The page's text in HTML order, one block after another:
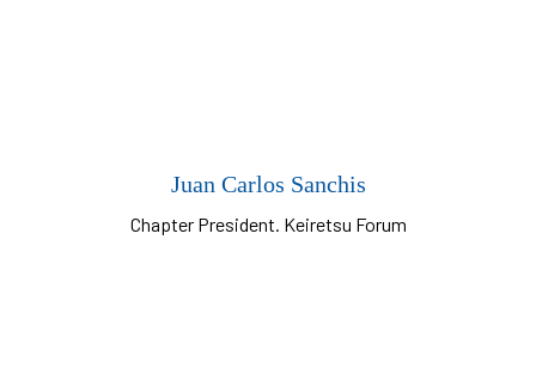
Juan Carlos Sanchis
Chapter President. Keiretsu Forum